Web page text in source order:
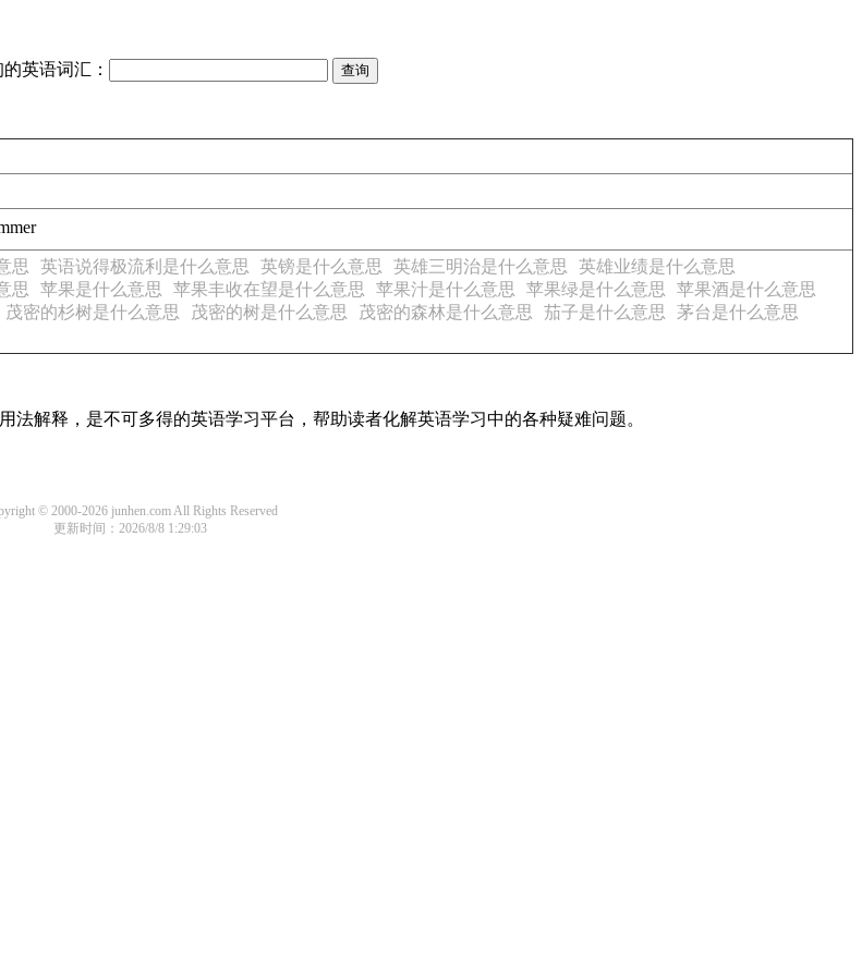
英语词汇：
思 英语说得极流利是什么意思 英镑是什么意思 英雄三明治是什么意思
英雄业绩是什么意思
思 苹果是什么意思 苹果丰收在望是什么意思 苹果汁是什么意思 苹果绿是什么意思
苹果酒是什么意思
茂密的杉树是什么意思 茂密的树是什么意思 茂密的森林是什么意思 茄子是什么意思
茅台是什么意思
解释，是不可多得的英语学习平台，帮助读者化解英语学习中的各种疑难问题。
© 2000-2026 junhen.com All Rights Reserved
更新时间：2026/8/8 1:29:03